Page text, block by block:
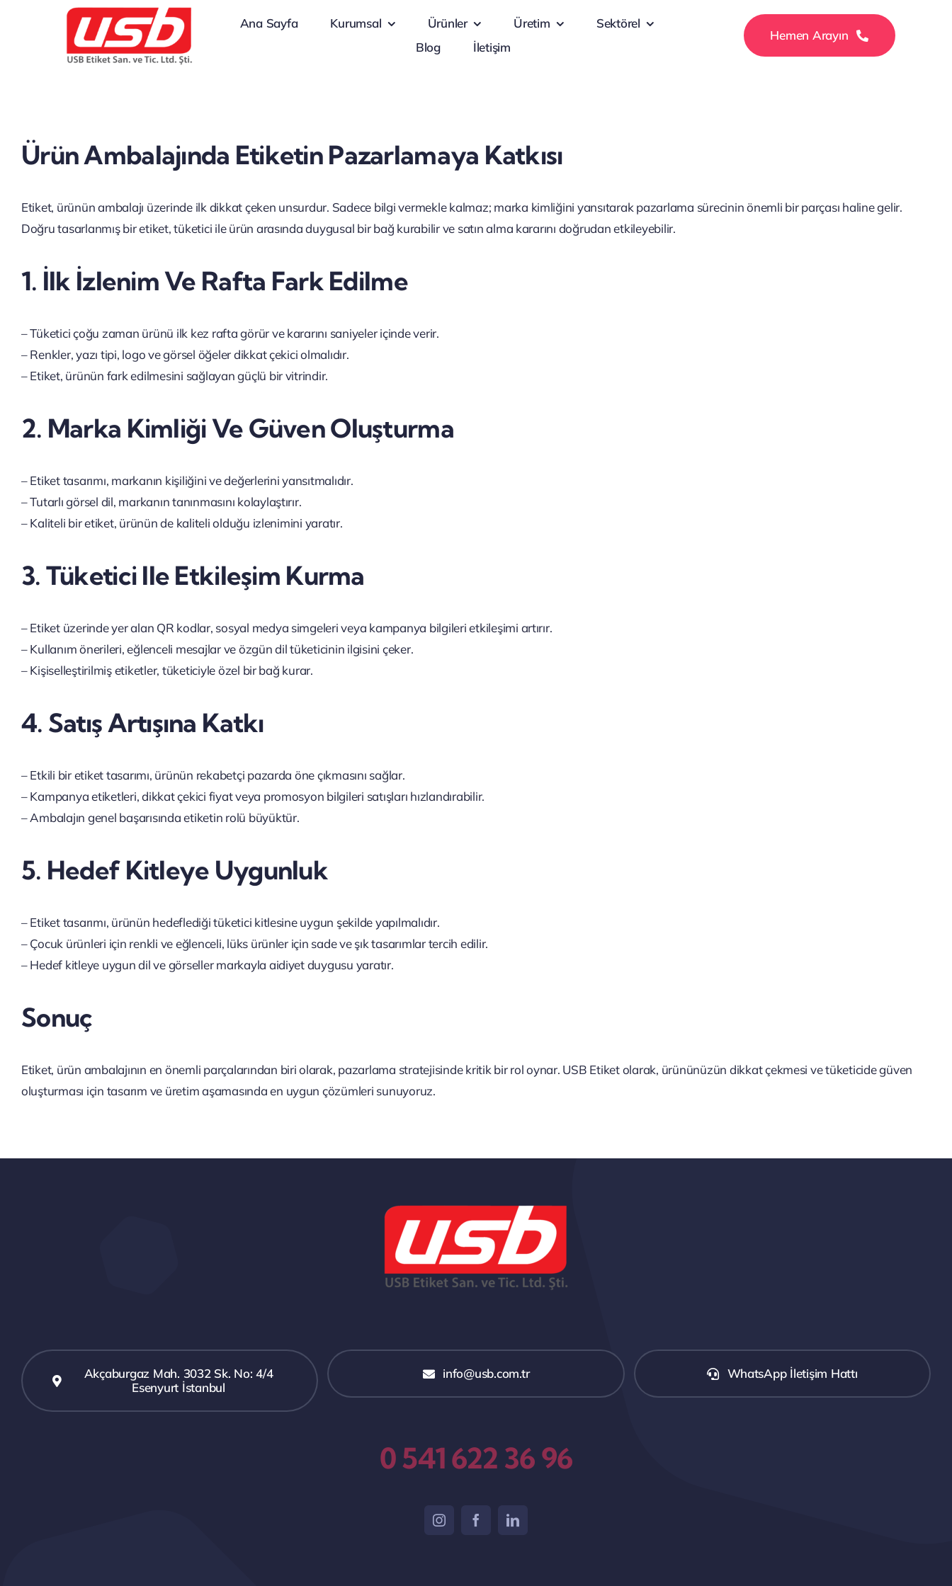
Ana Sayfa Kurumsal Ürünler Üretim
Sektörel
Blog
İletişim
Hemen Arayın
Ürün Ambalajında Etiketin Pazarlamaya Katkısı
Etiket, ürünün ambalajı üzerinde ilk dikkat çeken unsurdur. Sadece bilgi vermekle kalmaz; marka kimliğini yansıtarak pazarlama sürecinin önemli bir parçası haline gelir.
Doğru tasarlanmış bir etiket, tüketici ile ürün arasında duygusal bir bağ kurabilir ve satın alma kararını doğrudan etkileyebilir.
1. İlk İzlenim Ve Rafta Fark Edilme
– Tüketici çoğu zaman ürünü ilk kez rafta görür ve kararını saniyeler içinde verir.
– Renkler, yazı tipi, logo ve görsel öğeler dikkat çekici olmalıdır.
– Etiket, ürünün fark edilmesini sağlayan güçlü bir vitrindir.
2. Marka Kimliği Ve Güven Oluşturma
– Etiket tasarımı, markanın kişiliğini ve değerlerini yansıtmalıdır.
– Tutarlı görsel dil, markanın tanınmasını kolaylaştırır.
– Kaliteli bir etiket, ürünün de kaliteli olduğu izlenimini yaratır.
3. Tüketici Ile Etkileşim Kurma
– Etiket üzerinde yer alan QR kodlar, sosyal medya simgeleri veya kampanya bilgileri etkileşimi artırır.
– Kullanım önerileri, eğlenceli mesajlar ve özgün dil tüketicinin ilgisini çeker.
– Kişiselleştirilmiş etiketler, tüketiciyle özel bir bağ kurar.
4. Satış Artışına Katkı
– Etkili bir etiket tasarımı, ürünün rekabetçi pazarda öne çıkmasını sağlar.
– Kampanya etiketleri, dikkat çekici fiyat veya promosyon bilgileri satışları hızlandırabilir.
– Ambalajın genel başarısında etiketin rolü büyüktür.
5. Hedef Kitleye Uygunluk
– Etiket tasarımı, ürünün hedeflediği tüketici kitlesine uygun şekilde yapılmalıdır.
– Çocuk ürünleri için renkli ve eğlenceli, lüks ürünler için sade ve şık tasarımlar tercih edilir.
– Hedef kitleye uygun dil ve görseller markayla aidiyet duygusu yaratır.
Sonuç
Etiket, ürün ambalajının en önemli parçalarından biri olarak, pazarlama stratejisinde kritik bir rol oynar. USB Etiket olarak, ürününüzün dikkat çekmesi ve tüketicide güven
oluşturması için tasarım ve üretim aşamasında en uygun çözümleri sunuyoruz.
Akçaburgaz Mah. 3032 Sk. No: 4/4
Esenyurt İstanbul
info@usb.com.tr WhatsApp İletişim Hattı
0 541 622 36 96